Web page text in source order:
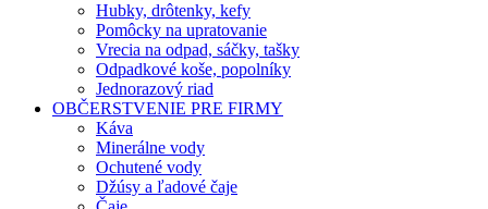
Hubky, drôtenky, kefy
Pomôcky na upratovanie
Vrecia na odpad, sáčky, tašky
Odpadkové koše, popolníky
Jednorazový riad
OBČERSTVENIE PRE FIRMY
Káva
Minerálne vody
Ochutené vody
Džúsy a ľadové čaje